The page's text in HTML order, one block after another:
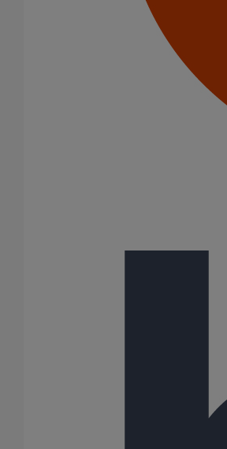
Fiche Produit_Dauphin rond droit_fr-FR.pdf
Infos techniques & description du produit